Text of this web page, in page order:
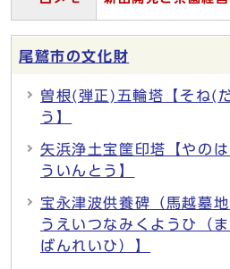
尾鷲市の文化財
曽根(弾正)五輪塔【そね(
う】
矢浜浄土宝筐印塔【やの
ういんとう】
宝永津波供養碑（馬越墓
うえいつなみくようひ（
ばんれいひ）】